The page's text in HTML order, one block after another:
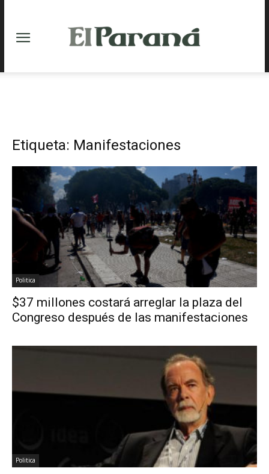
Etiqueta: Manifestaciones
Politica
$37 millones costará arreglar la plaza del
Congreso después de las manifestaciones
Politica